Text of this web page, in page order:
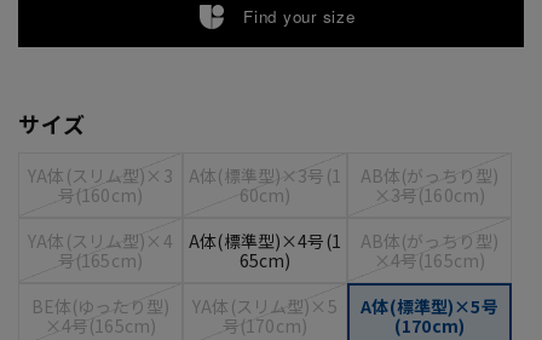
Find your size
サイズ
YA体(スリム型)×3
号(160cm)
A体(標準型)×3号(1
60cm)
AB体(がっちり型)
×3号(160cm)
YA体(スリム型)×4
号(165cm)
A体(標準型)×4号(1
65cm)
AB体(がっちり型)
×4号(165cm)
BE体(ゆったり型)
×4号(165cm)
YA体(スリム型)×5
号(170cm)
A体(標準型)×5号
(170cm)